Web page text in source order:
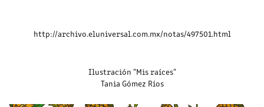
http://archivo.eluniversal.com.mx/notas/497501.html
Ilustración "Mis raíces"
Tania Gómez Ríos